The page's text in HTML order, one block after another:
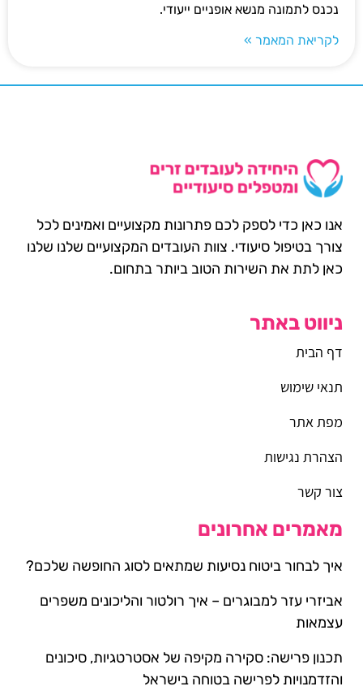
נכנס לתמונה מנשא אופניים ייעודי.
לקריאת המאמר »
אנו כאן כדי לספק לכם פתרונות מקצועיים ואמינים לכל
צורך בטיפול סיעודי. צוות העובדים המקצועיים שלנו שלנו
כאן לתת את השירות הטוב ביותר בתחום.
ניווט באתר
דף הבית
תנאי שימוש
מפת אתר
הצהרת נגישות
צור קשר
מאמרים אחרונים
איך לבחור ביטוח נסיעות שמתאים לסוג החופשה שלכם?
אביזרי עזר למבוגרים – איך רולטור והליכונים משפרים
עצמאות
תכנון פרישה: סקירה מקיפה של אסטרטגיות, סיכונים
והזדמנויות לפרישה בטוחה בישראל